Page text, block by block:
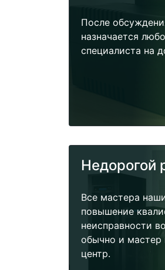
После
назначается
специалиста на
Недорогой
Все мастера
повышение
неисправности
обычно и мастер
центр.